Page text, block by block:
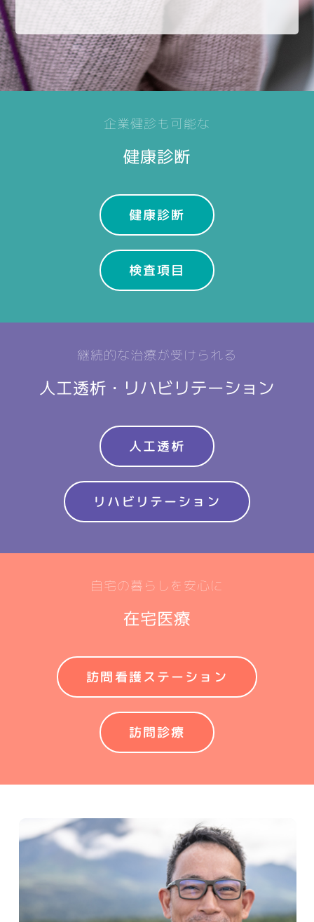
企業健診も可能な
健康診断
健康診断
検査項目
継続的な治療が受けられる
人工透析・リハビリテーション
人工透析
リハビリテーション
自宅の暮らしを安心に
在宅医療
訪問看護ステーション
訪問診療